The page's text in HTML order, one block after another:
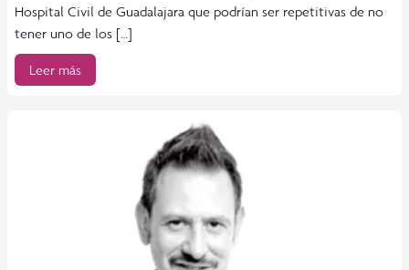
Hospital Civil de Guadalajara que podrían ser repetitivas de no
tener uno de los […]
Leer más